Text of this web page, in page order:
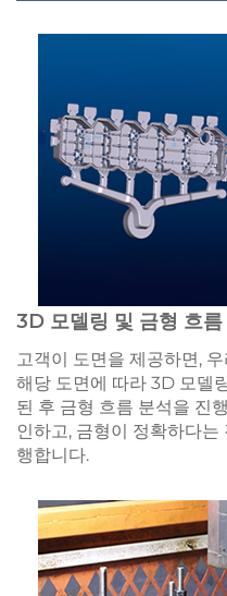
3D 모델링 및 금형 흐름
고객이 도면을 제공하면,
해당 도면에 따라 3D 모델
된 후 금형 흐름 분석을 진
인하고, 금형이 정확하다
행합니다.